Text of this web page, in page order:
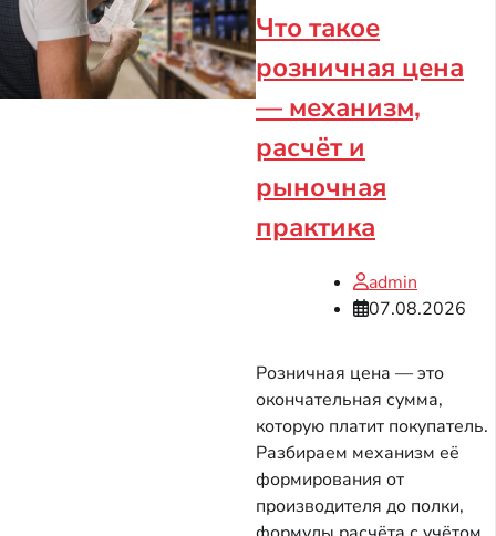
Что такое
розничная цена
— механизм,
расчёт и
рыночная
практика
admin
07.08.2026
Розничная цена — это
окончательная сумма,
которую платит покупатель.
Разбираем механизм её
формирования от
производителя до полки,